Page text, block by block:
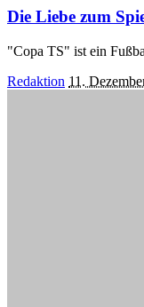
Die Liebe zum
"Copa TS" ist ein
Posted
Redaktion 11.